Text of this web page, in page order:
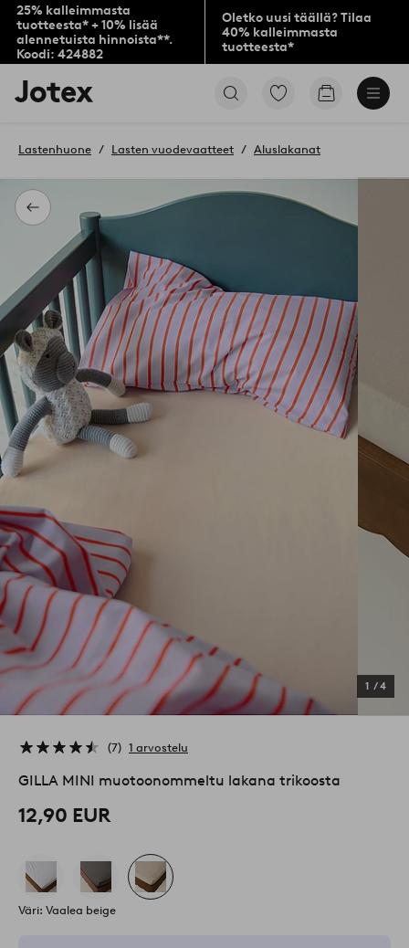
25% kalleimmasta
tuotteesta* + 10% lisää
alennetuista hinnoista**.
Koodi: 424882
Oletko uusi täällä? Tilaa
40% kalleimmasta
tuotteesta*
Jotex-
logo
aloitussivulle
Siirry
Siirry
Takaisin
Lastenhuone Lasten vuodevaatteet Aluslakanat
1 /4
7 1 arvostelu
GILLA MINI muotoonommeltu lakana trikoosta
12,90 EUR
Väri: Vaalea beige